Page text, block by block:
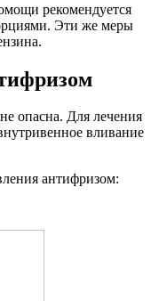
рекомендуется
Эти же меры
опасна. Для лечения
вливание
антифризом: